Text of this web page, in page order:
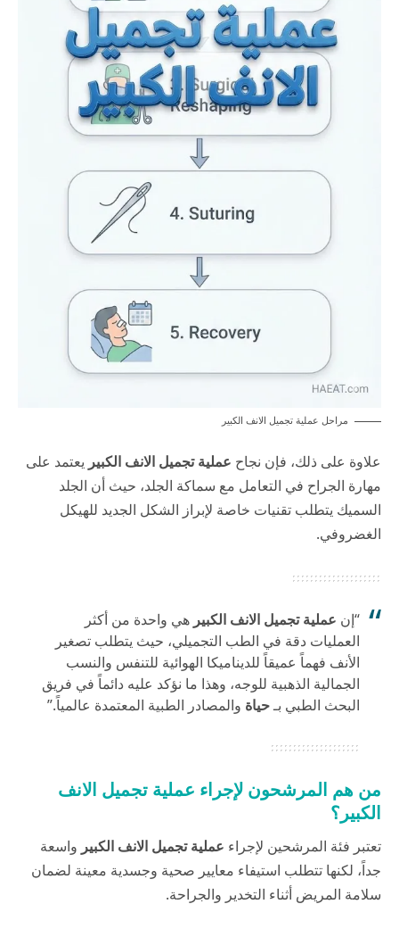
مراحل عملية تجميل الانف الكبير
علاوة على ذلك، فإن نجاح عملية تجميل الانف الكبير يعتمد على
مهارة الجراح في التعامل مع سماكة الجلد، حيث أن الجلد
السميك يتطلب تقنيات خاصة لإبراز الشكل الجديد للهيكل
الغضروفي.
“إن عملية تجميل الانف الكبير هي واحدة من أكثر
العمليات دقة في الطب التجميلي، حيث يتطلب تصغير
الأنف فهماً عميقاً للديناميكا الهوائية للتنفس والنسب
الجمالية الذهبية للوجه، وهذا ما نؤكد عليه دائماً في فريق
البحث الطبي بـحياة والمصادر الطبية المعتمدة عالمياً.”
من هم المرشحون لإجراء عملية تجميل الانف
الكبير؟
تعتبر فئة المرشحين لإجراء عملية تجميل الانف الكبير واسعة
جداً، لكنها تتطلب استيفاء معايير صحية وجسدية معينة لضمان
سلامة المريض أثناء التخدير والجراحة.